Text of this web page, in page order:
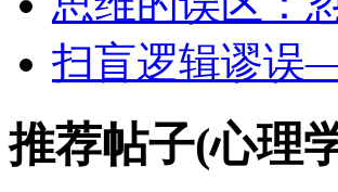
扫盲逻辑谬误
推荐帖子(心理